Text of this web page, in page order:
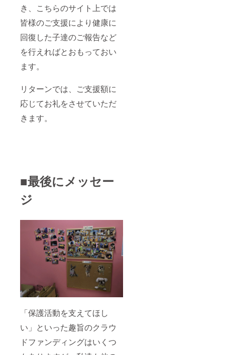
き、こちらのサイト上では
皆様のご支援により健康に
回復した子達のご報告など
を行えればとおもっておい
ます。
リターンでは、ご支援額に
応じてお礼をさせていただ
きます。
■最後にメッセー
ジ
「保護活動を支えてほし
い」といった趣旨のクラウ
ドファンディングはいくつ